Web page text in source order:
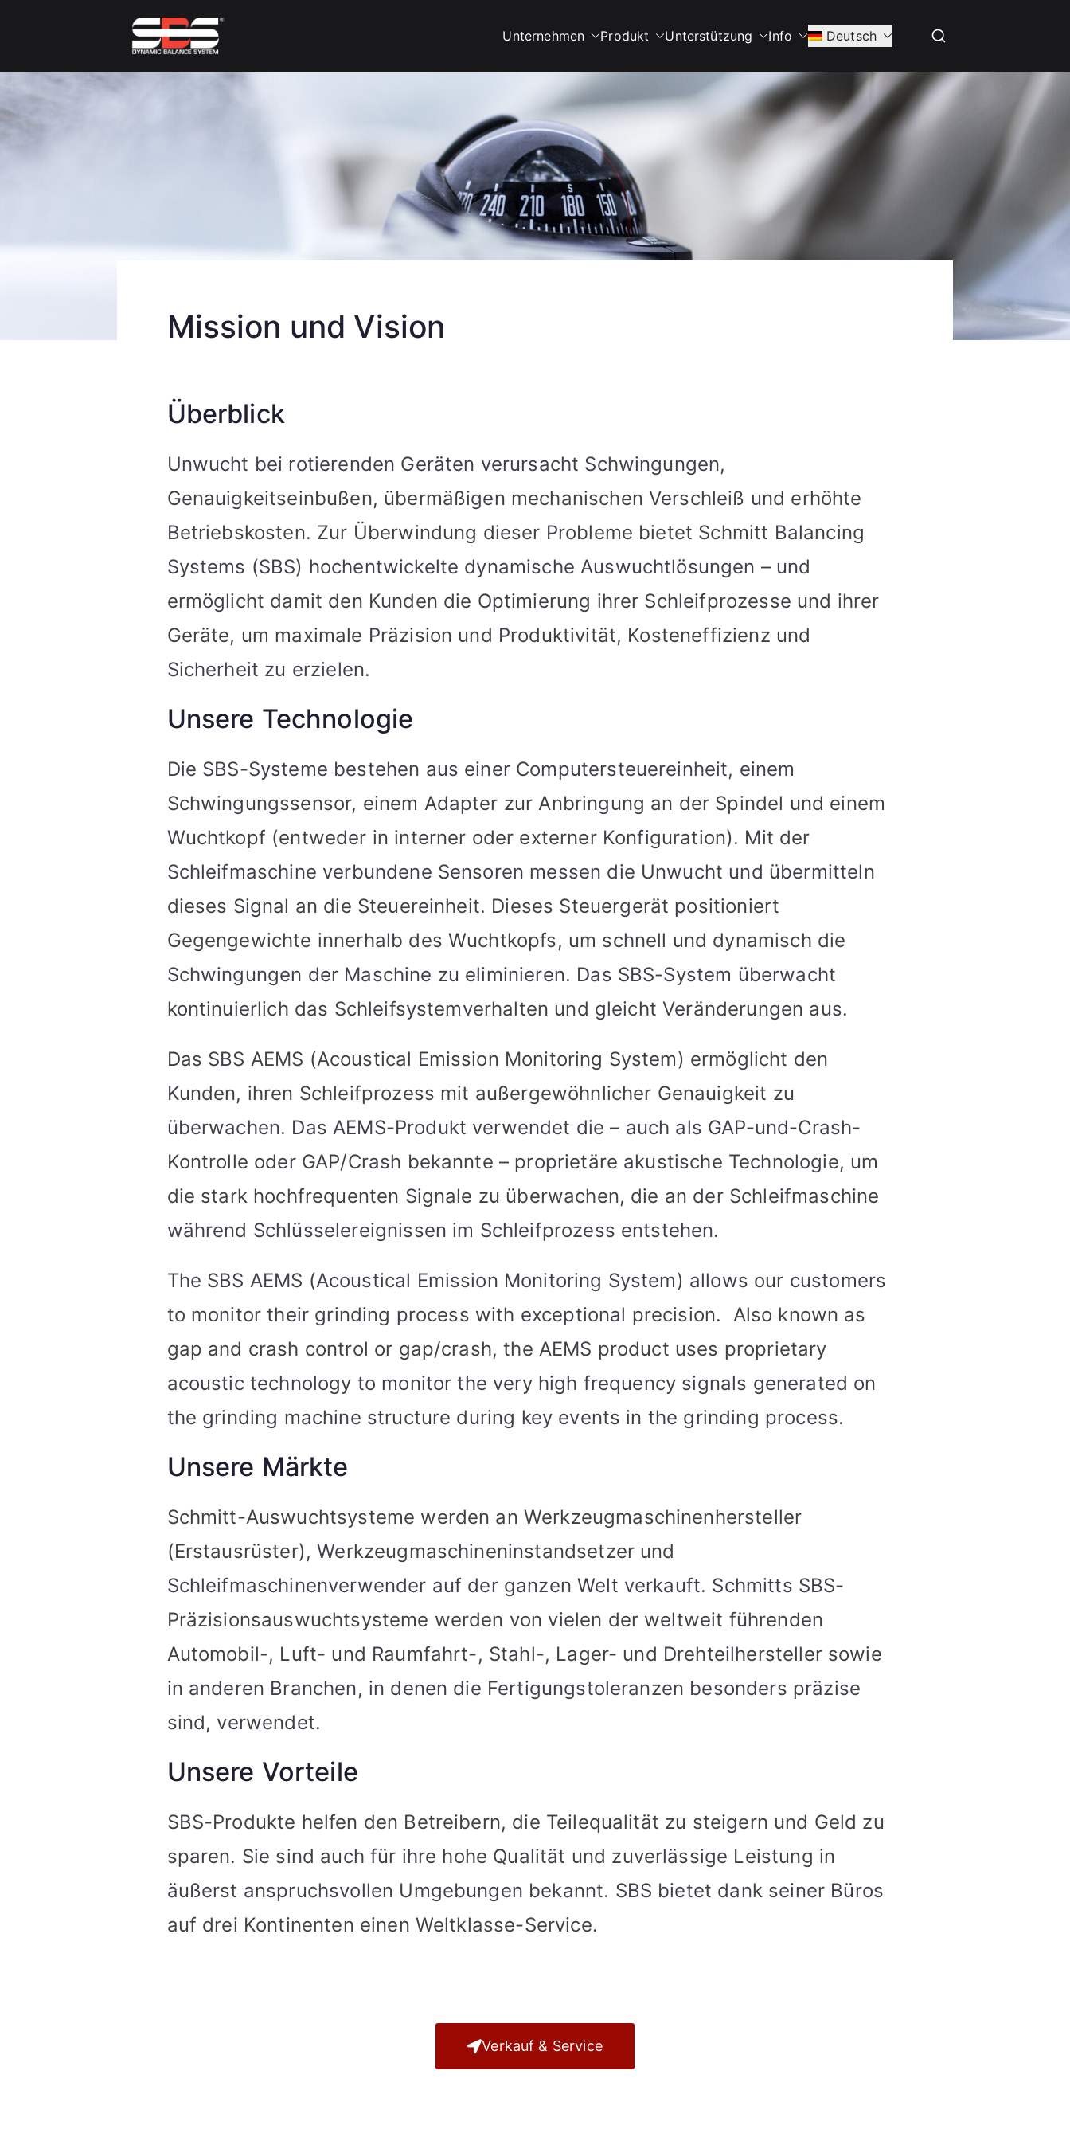
Unternehmen Produkt Unterstützung Info Deutsch
Mission und Vision
Überblick
Unwucht bei rotierenden Geräten verursacht Schwingungen,
Genauigkeitseinbußen, übermäßigen mechanischen Verschleiß und erhöhte
Betriebskosten. Zur Überwindung dieser Probleme bietet Schmitt Balancing
Systems (SBS) hochentwickelte dynamische Auswuchtlösungen – und
ermöglicht damit den Kunden die Optimierung ihrer Schleifprozesse und ihrer
Geräte, um maximale Präzision und Produktivität, Kosteneffizienz und
Sicherheit zu erzielen.
Unsere Technologie
Die SBS-Systeme bestehen aus einer Computersteuereinheit, einem
Schwingungssensor, einem Adapter zur Anbringung an der Spindel und einem
Wuchtkopf (entweder in interner oder externer Konfiguration). Mit der
Schleifmaschine verbundene Sensoren messen die Unwucht und übermitteln
dieses Signal an die Steuereinheit. Dieses Steuergerät positioniert
Gegengewichte innerhalb des Wuchtkopfs, um schnell und dynamisch die
Schwingungen der Maschine zu eliminieren. Das SBS-System überwacht
kontinuierlich das Schleifsystemverhalten und gleicht Veränderungen aus.
Das SBS AEMS (Acoustical Emission Monitoring System) ermöglicht den
Kunden, ihren Schleifprozess mit außergewöhnlicher Genauigkeit zu
überwachen. Das AEMS-Produkt verwendet die – auch als GAP-und-Crash-
Kontrolle oder GAP/Crash bekannte – proprietäre akustische Technologie, um
die stark hochfrequenten Signale zu überwachen, die an der Schleifmaschine
während Schlüsselereignissen im Schleifprozess entstehen.
The SBS AEMS (Acoustical Emission Monitoring System) allows our customers
to monitor their grinding process with exceptional precision. Also known as
gap and crash control or gap/crash, the AEMS product uses proprietary
acoustic technology to monitor the very high frequency signals generated on
the grinding machine structure during key events in the grinding process.
Unsere Märkte
Schmitt-Auswuchtsysteme werden an Werkzeugmaschinenhersteller
(Erstausrüster), Werkzeugmaschineninstandsetzer und
Schleifmaschinenverwender auf der ganzen Welt verkauft. Schmitts SBS-
Präzisionsauswuchtsysteme werden von vielen der weltweit führenden
Automobil-, Luft- und Raumfahrt-, Stahl-, Lager- und Drehteilhersteller sowie
in anderen Branchen, in denen die Fertigungstoleranzen besonders präzise
sind, verwendet.
Unsere Vorteile
SBS-Produkte helfen den Betreibern, die Teilequalität zu steigern und Geld zu
sparen. Sie sind auch für ihre hohe Qualität und zuverlässige Leistung in
äußerst anspruchsvollen Umgebungen bekannt. SBS bietet dank seiner Büros
auf drei Kontinenten einen Weltklasse-Service.
Verkauf & Service